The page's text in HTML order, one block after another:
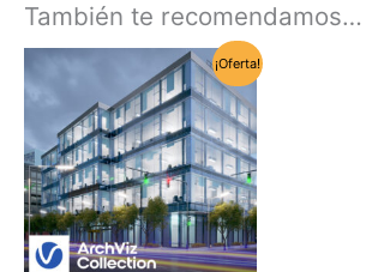
También te recomendamos…
¡Oferta!